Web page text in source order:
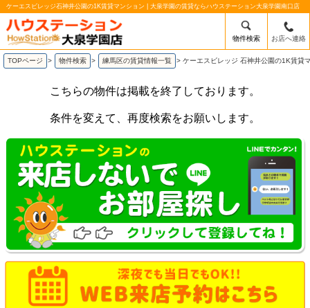
ケーエスビレッジ石神井公園の1K賃貸マンション | 大泉学園の賃貸ならハウステーション大泉学園南口店
物件検索 お店へ連絡
TOPページ > 物件検索 > 練馬区の賃貸情報一覧 > ケーエスビレッジ 石神井公園の1K賃貸
こちらの物件は掲載を終了しております。
条件を変えて、再度検索をお願いします。